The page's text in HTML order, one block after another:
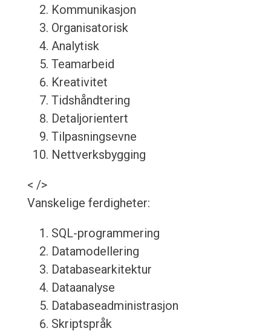
Kommunikasjon
Organisatorisk
Analytisk
Teamarbeid
Kreativitet
Tidshåndtering
Detaljorientert
Tilpasningsevne
Nettverksbygging
< />
Vanskelige ferdigheter:
SQL-programmering
Datamodellering
Databasearkitektur
Dataanalyse
Databaseadministrasjon
Skriptspråk